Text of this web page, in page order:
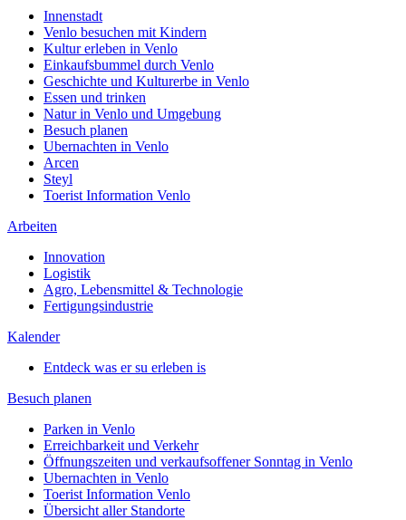
Innenstadt
Venlo besuchen mit Kindern
Kultur erleben in Venlo
Einkaufsbummel durch Venlo
Geschichte und Kulturerbe in Venlo
Essen und trinken
Natur in Venlo und Umgebung
Besuch planen
Ubernachten in Venlo
Arcen
Steyl
Toerist Information Venlo
Arbeiten
Innovation
Logistik
Agro, Lebensmittel & Technologie
Fertigungsindustrie
Kalender
Entdeck was er su erleben is
Besuch planen
Parken in Venlo
Erreichbarkeit und Verkehr
Öffnungszeiten und verkaufsoffener Sonntag in Venlo
Ubernachten in Venlo
Toerist Information Venlo
Übersicht aller Standorte